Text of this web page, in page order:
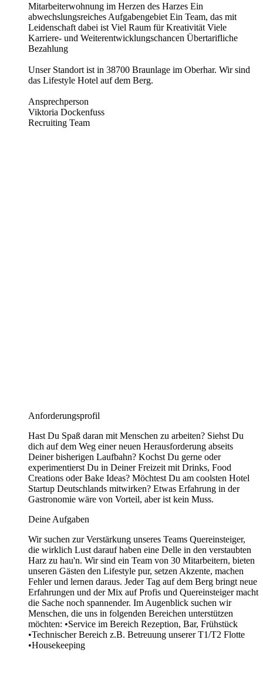
Mitarbeiterwohnung im Herzen des Harzes Ein
abwechslungsreiches Aufgabengebiet Ein Team, das mit
Leidenschaft dabei ist Viel Raum für Kreativität Viele
Karriere- und Weiterentwicklungschancen Übertarifliche
Bezahlung
Unser Standort ist in 38700 Braunlage im Oberhar. Wir sind
das Lifestyle Hotel auf dem Berg.
Ansprechperson
Viktoria Dockenfuss
Recruiting Team
Anforderungsprofil
Hast Du Spaß daran mit Menschen zu arbeiten? Siehst Du
dich auf dem Weg einer neuen Herausforderung abseits
Deiner bisherigen Laufbahn? Kochst Du gerne oder
experimentierst Du in Deiner Freizeit mit Drinks, Food
Creations oder Bake Ideas? Möchtest Du am coolsten Hotel
Startup Deutschlands mitwirken? Etwas Erfahrung in der
Gastronomie wäre von Vorteil, aber ist kein Muss.
Deine Aufgaben
Wir suchen zur Verstärkung unseres Teams Quereinsteiger,
die wirklich Lust darauf haben eine Delle in den verstaubten
Harz zu hau'n. Wir sind ein Team von 30 Mitarbeitern, bieten
unseren Gästen den Lifestyle pur, setzen Akzente, machen
Fehler und lernen daraus. Jeder Tag auf dem Berg bringt neue
Erfahrungen und der Mix auf Profis und Quereinsteiger macht
die Sache noch spannender. Im Augenblick suchen wir
Menschen, die uns in folgenden Bereichen unterstützen
möchten: •Service im Bereich Rezeption, Bar, Frühstück
•Technischer Bereich z.B. Betreuung unserer T1/T2 Flotte
•Housekeeping